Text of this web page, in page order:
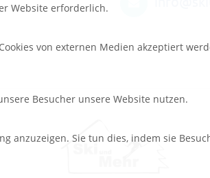
Website erforderlich.
von externen Medien akzeptiert
Besucher unsere Website nutzen.
anzuzeigen. Sie tun dies, indem sie